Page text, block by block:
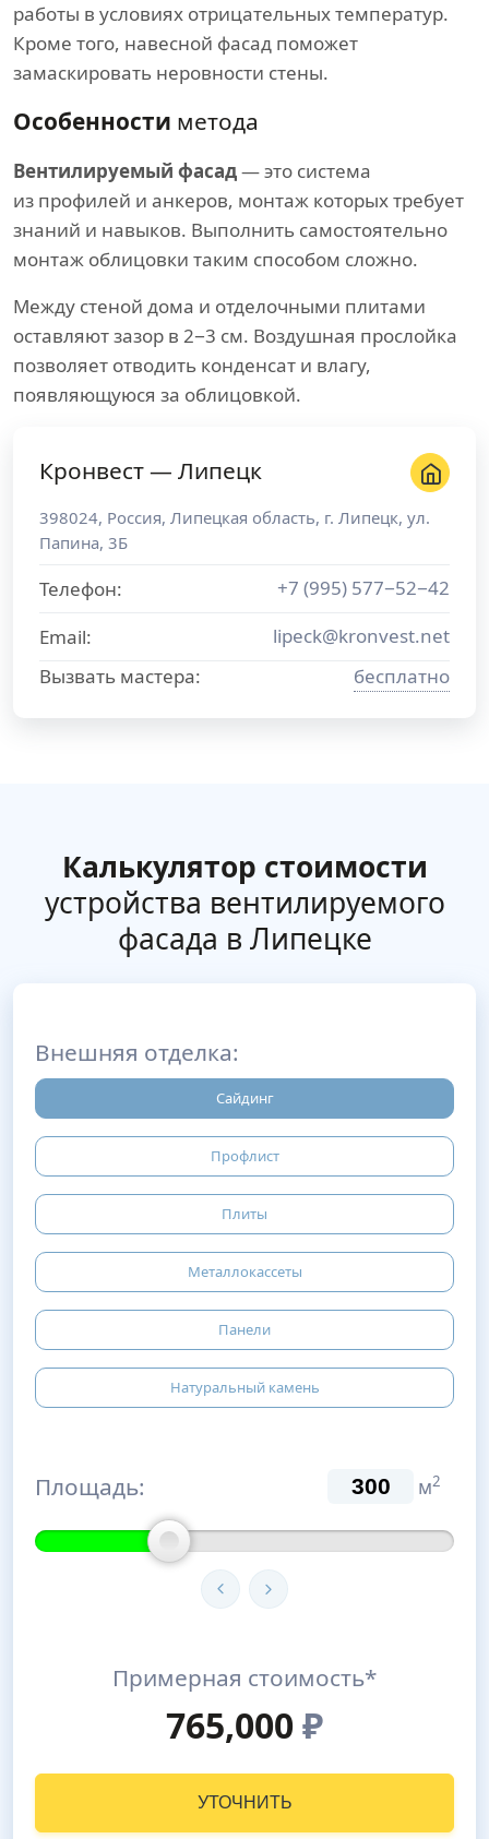
работы в условиях отрицательных температур.
Кроме того, навесной фасад поможет
замаскировать неровности стены.
Особенности метода
Вентилируемый фасад— это система
из профилей и анкеров, монтаж которых требует
знаний и навыков. Выполнить самостоятельно
монтаж облицовки таким способом сложно.
Между стеной дома и отделочными плитами
оставляют зазор в 2−3 см. Воздушная прослойка
позволяет отводить конденсат и влагу,
появляющуюся за облицовкой.
Кронвест — Липецк
398024, Россия, Липецкая область, г. Липецк, ул.
Папина, 3Б
Телефон:
+7 (995) 577−52−42
Email:
lipeck@kronvest.net
Вызвать мастера:
бесплатно
Калькулятор стоимости
устройства вентилируемого
фасада в Липецке
Внешняя отделка:
Сайдинг
Профлист
Плиты
Металлокассеты
Панели
Натуральный камень
Площадь: м2
Примерная стоимость*
765,000₽
УТОЧНИТЬ